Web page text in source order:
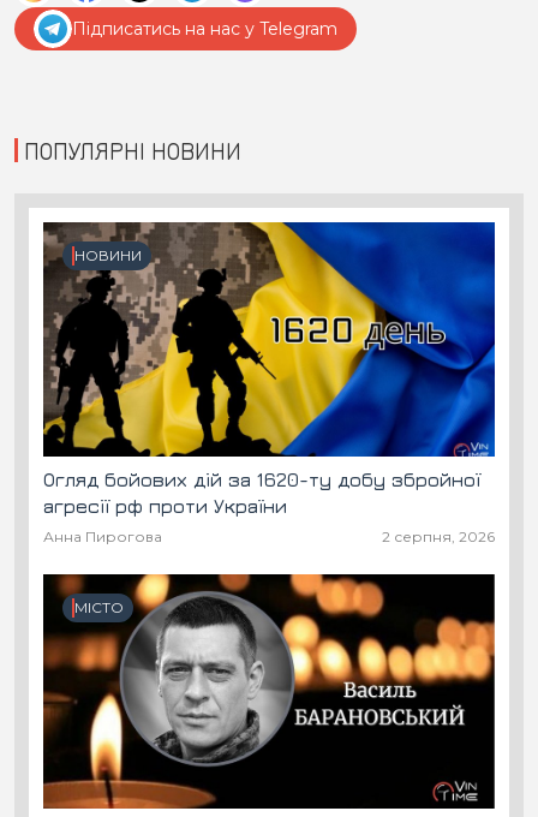
Підписатись на нас у Telegram
ПОПУЛЯРНІ НОВИНИ
НОВИНИ
Огляд бойових дій за 1620-ту добу збройної
агресії рф проти України
Анна Пирогова 2 серпня, 2026
МІСТО